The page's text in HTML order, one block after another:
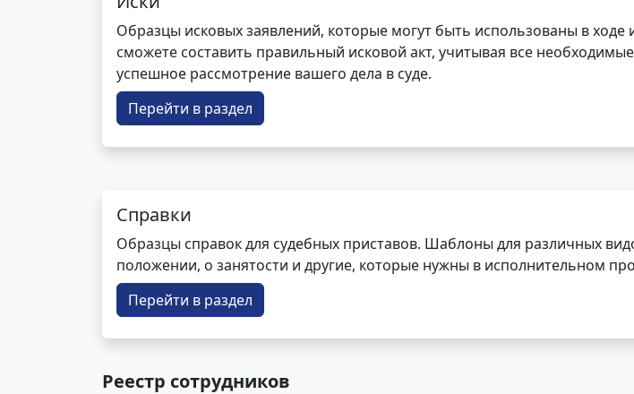
Образцы исковых заявлений, которые могут быть использованы в
сможете составить правильный исковой акт, учитывая все
успешное рассмотрение вашего дела в суде.
Перейти в раздел
Справки
Образцы справок для судебных приставов. Шаблоны для различных
положении, о занятости и другие, которые нужны в исполнительном
Перейти в раздел
Реестр сотрудников